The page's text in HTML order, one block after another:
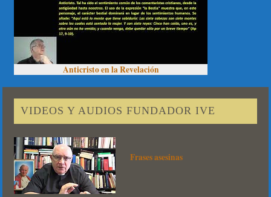
Anticristo en la Revelación
VIDEOS Y AUDIOS FUNDADOR IVE
Frases asesinas